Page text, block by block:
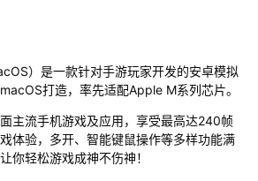
）是一款针对手游玩家开发的安卓模拟
打造，率先适配Apple M系列芯片。
主流手机游戏及应用，享受最高达240帧
体验，多开、智能键鼠操作等多样功能满
你轻松游戏成神不伤神！